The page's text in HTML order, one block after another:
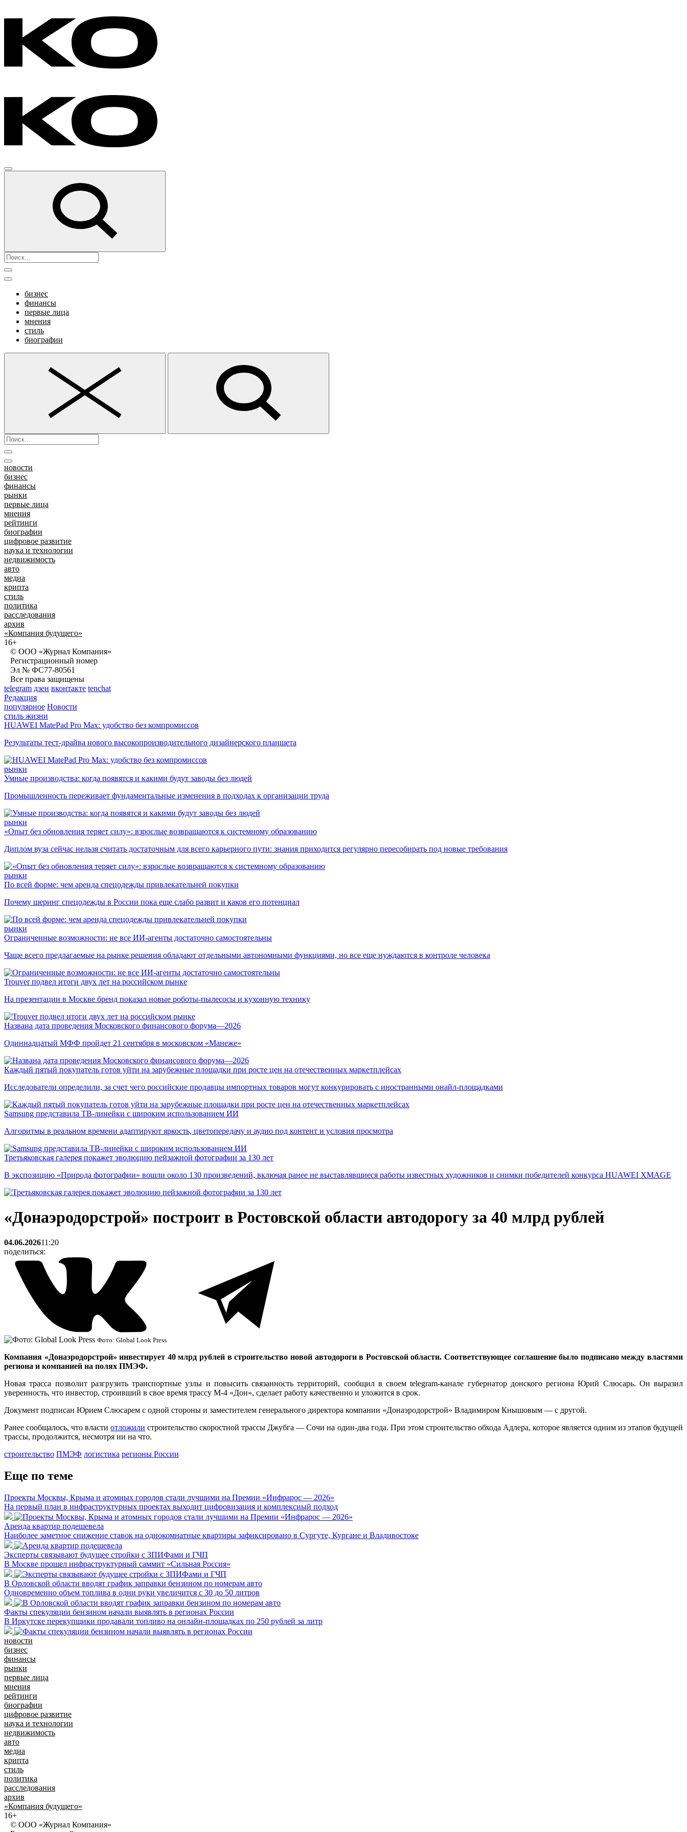
бизнес
финансы
первые лица
мнения
стиль
биографии
новости
бизнес
финансы
рынки
первые лица
мнения
рейтинги
биографии
цифровое развитие
наука и технологии
недвижимость
авто
медиа
крипта
стиль
политика
расследования
архив
«Компания будущего»
16+
© ООО «Журнал Компания»
Регистрационный номер
Эл № ФС77-80561
Все права защищены
telegram дзен вконтакте tenchat
Редакция
популярное Новости
стиль жизни
HUAWEI MatePad Pro Max: удобство без компромиссов
Результаты тест-драйва нового высокопроизводительного дизайнерского планшета
рынки
Умные производства: когда появятся и какими будут заводы без людей
Промышленность переживает фундаментальные изменения в подходах к организации труда
рынки
«Опыт без обновления теряет силу»: взрослые возвращаются к системному образованию
Диплом вуза сейчас нельзя считать достаточным для всего карьерного пути: знания приходится регулярно пересобирать под новые требования
рынки
По всей форме: чем аренда спецодежды привлекательней покупки
Почему шеринг спецодежды в России пока еще слабо развит и каков его потенциал
рынки
Ограниченные возможности: не все ИИ-агенты достаточно самостоятельны
Чаще всего предлагаемые на рынке решения обладают отдельными автономными функциями, но все еще нуждаются в контроле человека
Trouver подвел итоги двух лет на российском рынке
На презентации в Москве бренд показал новые роботы-пылесосы и кухонную технику
Названа дата проведения Московского финансового форума—2026
Одиннадцатый МФФ пройдет 21 сентября в московском «Манеже»
Каждый пятый покупатель готов уйти на зарубежные площадки при росте цен на отечественных маркетплейсах
Исследователи определили, за счет чего российские продавцы импортных товаров могут конкурировать с иностранными онайл-площадками
Samsung представила ТВ-линейки с широким использованием ИИ
Алгоритмы в реальном времени адаптируют яркость, цветопередачу и аудио под контент и условия просмотра
Третьяковская галерея покажет эволюцию пейзажной фотографии за 130 лет
В экспозицию «Природа фотографии» вошли около 130 произведений, включая ранее не выставлявшиеся работы известных художников и снимки победителей конкурса HUAWEI XMAGE
«Донаэродорстрой» построит в Ростовской области автодорогу за 40 млрд рублей
04.06.202611:20
поделиться:
Фото: Global Look Press
Компания «Донаэродорстрой» инвестирует 40 млрд рублей в строительство новой автодороги в Ростовской области. Соответствующее соглашение было подписано между властями
региона и компанией на полях ПМЭФ.
Новая трасса позволит разгрузить транспортные узлы и повысить связанность территорий, сообщил в своем telegram-канале губернатор донского региона Юрий Слюсарь. Он выразил
уверенность, что инвестор, строивший в свое время трассу М-4 «Дон», сделает работу качественно и уложится в срок.
Документ подписан Юрием Слюсарем с одной стороны и заместителем генерального директора компании «Донаэродорстрой» Владимиром Кнышовым — с другой.
Ранее сообщалось, что властиотложили строительство скоростной трассы Джубга — Сочи на один-два года. При этом строительство обхода Адлера, которое является одним из этапов будущей
трассы, продолжится, несмотря ни на что.
строительство ПМЭФ логистика регионы России
Еще по теме
Проекты Москвы, Крыма и атомных городов стали лучшими на Премии «Инфрарос — 2026»
На первый план в инфраструктурных проектах выходит цифровизация и комплексный подход
Аренда квартир подешевела
Наиболее заметное снижение ставок на однокомнатные квартиры зафиксировано в Сургуте, Кургане и Владивостоке
Эксперты связывают будущее стройки с ЗПИФами и ГЧП
В Москве прошел инфраструктурный саммит «Сильная Россия»
В Орловской области вводят график заправки бензином по номерам авто
Одновременно объем топлива в одни руки увеличится с 30 до 50 литров
Факты спекуляции бензином начали выявлять в регионах России
В Иркутске перекупщики продавали топливо на онлайн-площадках по 250 рублей за литр
новости
бизнес
финансы
рынки
первые лица
мнения
рейтинги
биографии
цифровое развитие
наука и технологии
недвижимость
авто
медиа
крипта
стиль
политика
расследования
архив
«Компания будущего»
16+
© ООО «Журнал Компания»